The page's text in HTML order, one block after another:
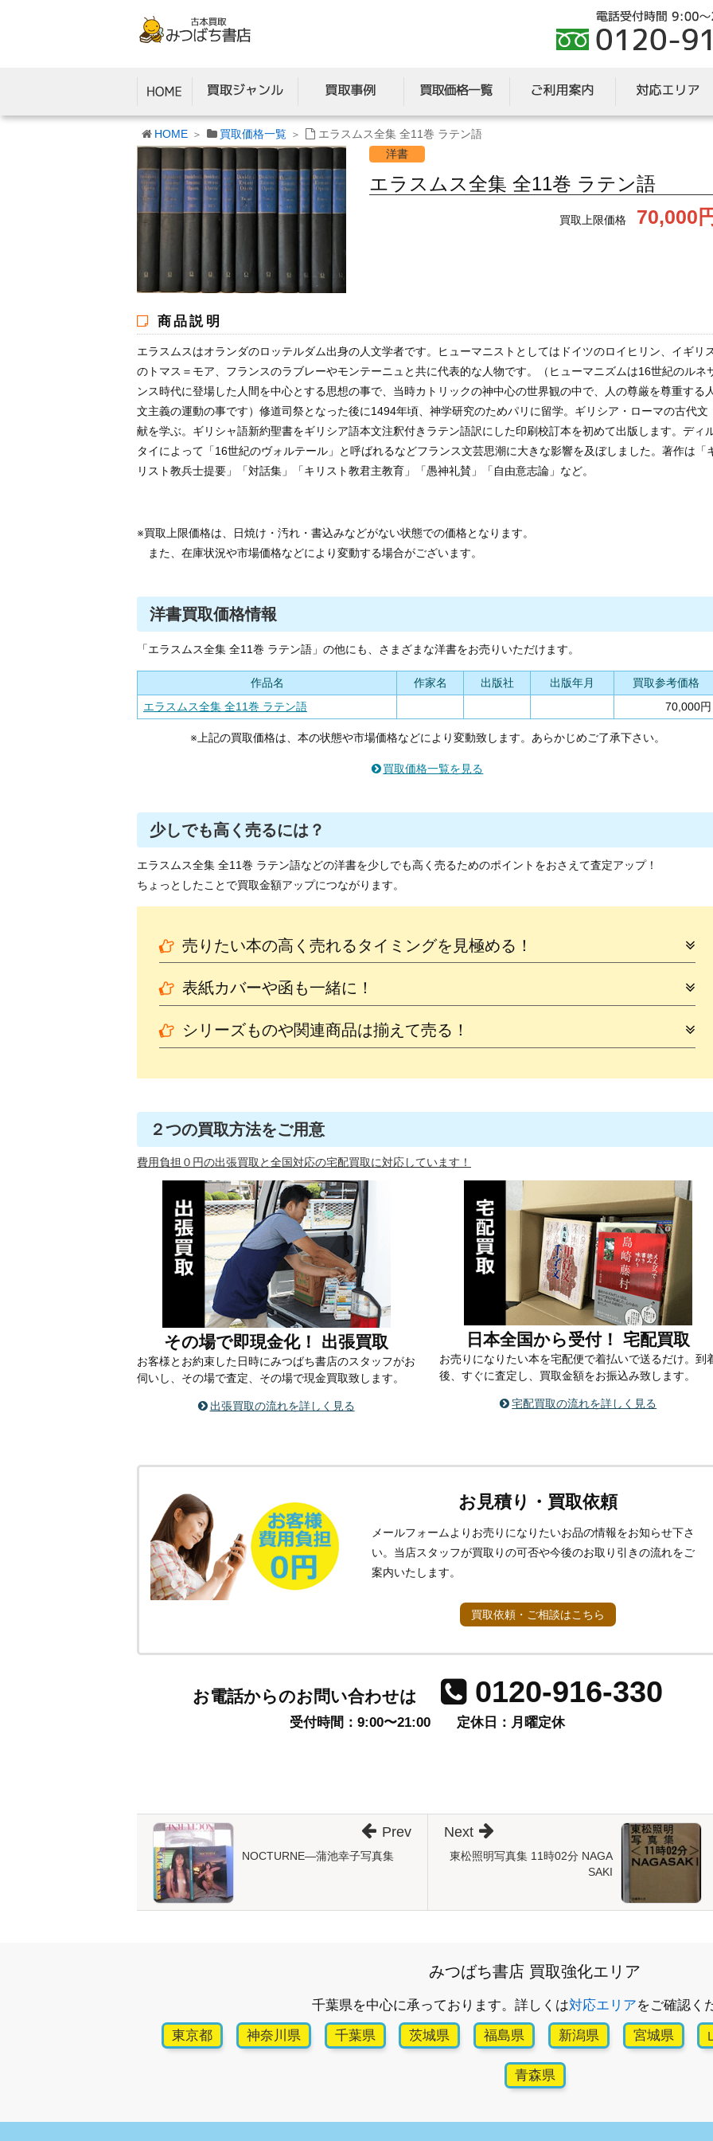
HOME 買取価格一覧
エラスムス全集 全11巻 ラテン語
洋書
エラスムス全集 全11巻 ラテン語
買取上限価格 70,000
商品説明
エラスムスはオランダのロッテルダム出身の人文学者です。ヒューマニストとしてはドイツのロイヒリン、イギリ
のトマス＝モア、フランスのラブレーやモンテーニュと共に代表的な人物です。（ヒューマニズムは16世紀のルネ
ンス時代に登場した人間を中心とする思想の事で、当時カトリックの神中心の世界観の中で、人の尊厳を尊重する
文主義の運動の事です）修道司祭となった後に1494年頃、神学研究のためパリに留学。ギリシア・ローマの古代文
献を学ぶ。ギリシャ語新約聖書をギリシア語本文注釈付きラテン語訳にした印刷校訂本を初めて出版します。ディ
タイによって「16世紀のヴォルテール」と呼ばれるなどフランス文芸思潮に大きな影響を及ぼしました。著作は「
リスト教兵士提要」「対話集」「キリスト教君主教育」「愚神礼賛」「自由意志論」など。
※買取上限価格は、日焼け・汚れ・書込みなどがない状態での価格となります。
また、在庫状況や市場価格などにより変動する場合がございます。
洋書買取価格情報
「エラスムス全集 全11巻 ラテン語」の他にも、さまざまな洋書をお売りいただけます。
作品名 作家名 出版社 出版年月
買取参考価格
エラスムス全集 全11巻 ラテン語
70,000円
※上記の買取価格は、本の状態や市場価格などにより変動致します。あらかじめご了承下さい。
買取価格一覧を見る
少しでも高く売るには？
エラスムス全集 全11巻 ラテン語などの洋書を少しでも高く売るためのポイントをおさえて査定アップ！
ちょっとしたことで買取金額アップにつながります。
売りたい本の高く売れるタイミングを見極める！
表紙カバーや函も一緒に！
シリーズものや関連商品は揃えて売る！
２つの買取方法をご用意
費用負担０円の出張買取と全国対応の宅配買取に対応しています！
その場で即現金化！ 出張買取
お客様とお約束した日時にみつばち書店のスタッフがお
伺いし、その場で査定、その場で現金買取致します。
出張買取の流れを詳しく見る
日本全国から受付！ 宅配買取
お売りになりたい本を宅配便で着払いで送るだけ。到
後、すぐに査定し、買取金額をお振込み致します。
宅配買取の流れを詳しく見る
お見積り・買取依頼
メールフォームよりお売りになりたいお品の情報をお知らせ下さ
い。当店スタッフが買取りの可否や今後のお取り引きの流れをご
案内いたします。
買取依頼・ご相談はこちら
お電話からのお問い合わせは 0120-916-330
受付時間：9:00〜21:00 定休日：月曜定休
東松照明写真集 11時02分 NAGA
SAKI
Next
NOCTURNE―蒲池幸子写真集
Prev
みつばち書店 買取強化エリア
千葉県を中心に承っております。詳しくは対応エリアをご確認く
東京都
神奈川県 千葉県 茨城県 福島県 新潟県 宮城県
青森県